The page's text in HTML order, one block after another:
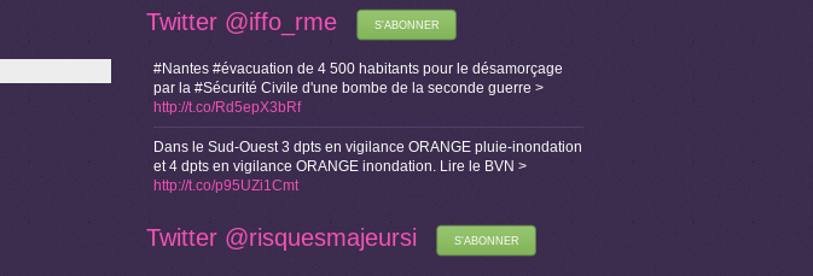
Twitter @iffo_rme S'ABONNER
#Nantes #évacuation de 4 500 habitants pour le désamorçage
par la #Sécurité Civile d'une bombe de la seconde guerre >
http://t.co/Rd5epX3bRf
Dans le Sud-Ouest 3 dpts en vigilance ORANGE pluie-inondation
et 4 dpts en vigilance ORANGE inondation. Lire le BVN >
http://t.co/p95UZi1Cmt
Twitter @risquesmajeursi S'ABONNER